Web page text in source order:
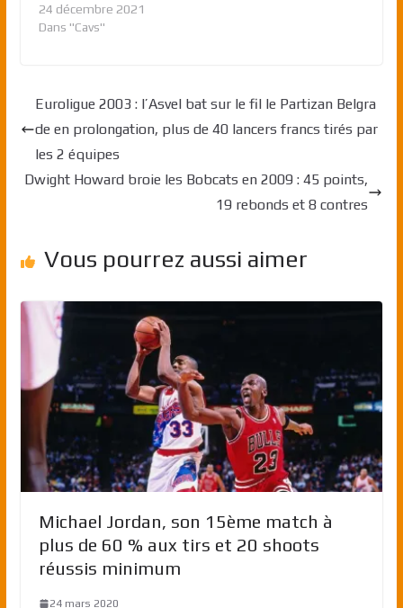
24 décembre 2021
Dans "Cavs"
Euroligue 2003 : l’Asvel bat sur le fil le Partizan Belgra
de en prolongation, plus de 40 lancers francs tirés par
les 2 équipes
Dwight Howard broie les Bobcats en 2009 : 45 points,
19 rebonds et 8 contres
Vous pourrez aussi aimer
Michael Jordan, son 15ème match à
plus de 60 % aux tirs et 20 shoots
réussis minimum
24 mars 2020